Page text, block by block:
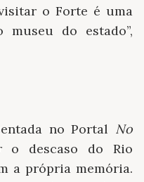
o Forte é uma
do estado”,
no Portal No
o descaso do Rio
a própria memória.